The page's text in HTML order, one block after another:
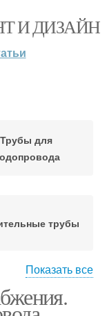
И ДИЗАЙН
Трубы для
трубы
трубы
Показать все